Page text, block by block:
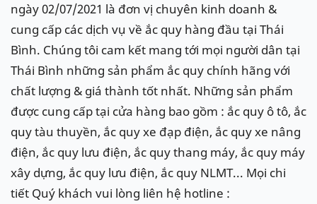
ngày 02/07/2021 là đơn vị chuyên kinh doanh &
cung cấp các dịch vụ về ắc quy hàng đầu tại Thái
Bình. Chúng tôi cam kết mang tới mọi người dân tại
Thái Bình những sản phẩm ắc quy chính hãng với
chất lượng & giá thành tốt nhất. Những sản phẩm
được cung cấp tại cửa hàng bao gồm : ắc quy ô tô, ắc
quy tàu thuyền, ắc quy xe đạp điện, ắc quy xe nâng
điện, ắc quy lưu điện, ắc quy thang máy, ắc quy máy
xây dựng, ắc quy lưu điện, ắc quy NLMT... Mọi chi
tiết Quý khách vui lòng liên hệ hotline :